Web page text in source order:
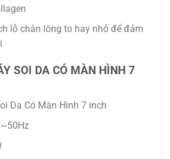
lỗ chân lông to hay nhỏ để đảm
SOI DA CÓ MÀN HÌNH 7
Da Có Màn Hình 7 inch